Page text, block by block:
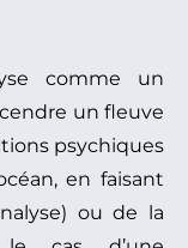
comme un
un fleuve
psychiques
en faisant
ou de la